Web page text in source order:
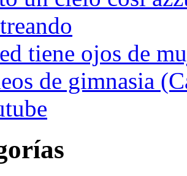
tiene ojos de
de gimnasia